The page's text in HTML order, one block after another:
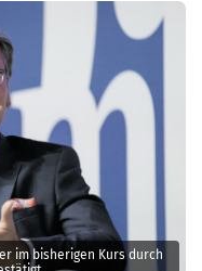
im bisherigen Kurs durch